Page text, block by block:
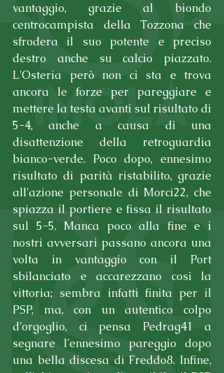
vantaggio, grazie al biondo
centrocampista della Tozzona che
sfrodera il suo potente e preciso
destro anche su calcio piazzato.
L'Osteria però non ci sta e trova
ancora le forze per pareggiare e
mettere la testa avanti sul risultato di
5-4, anche a causa di una
disattenzione della retroguardia
bianco-verde. Poco dopo, ennesimo
risultato di parità ristabilito, grazie
all'azione personale di Morci22, che
spiazza il portiere e fissa il risultato
sul 5-5. Manca poco alla fine e i
nostri avversari passano ancora una
volta in vantaggio con il Port
sbilanciato e accarezzano così la
vittoria; sembra infatti finita per il
PSP, ma, con un autentico colpo
d'orgoglio, ci pensa Pedrag41 a
segnare l'ennesimo pareggio dopo
una bella discesa di Freddo8. Infine,